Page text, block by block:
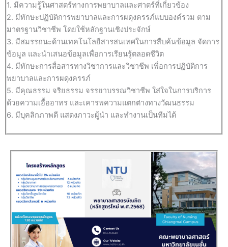
1. มีความรู้ในศาสตร์ทางการพยาบาลและศาตร์ที่เกี่ยวข้อง
2. มีทักษะปฏิบัติการพยาบาลและการผดุงครรภ์แบบองค์รวม ตาม
มาตรฐานวิชาชีพ โดยใช้หลักฐานเชิงประจักษ์
3. มีสมรรถนะด้านเทคโนโลยีสารสนเทศในการสืบค้นข้อมูล จัดการ
ข้อมูล และนำเสนอข้อมูลเพื่อการเรียนรู้ตลอดชีวิต
4. มีทักษะการสื่อสารทางวิชาการและวิชาชีพ เพื่อการปฏิบัติการ
พยาบาลและการผดุงครรภ์
5. มีคุณธรรม จริยธรรม จรรยาบรรณวิชาชีพ ใส่ใจในการบริการ
ด้วยความเอื้ออาทร และเคารพความแตกต่างทางวัฒนธรรม
6. มีบุคลิกภาพดี แสดงภาวะผู้นำ และทำงานเป็นทีมได้